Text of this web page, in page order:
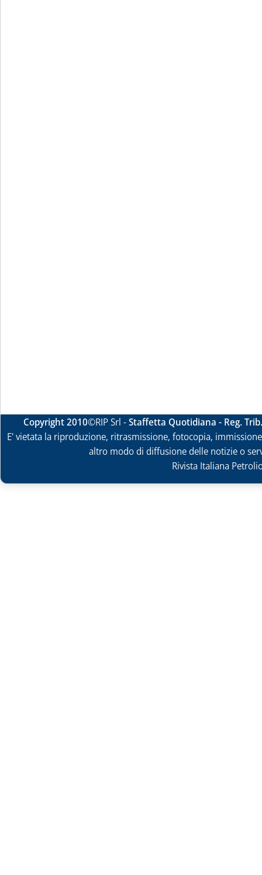
Copyright 2010©RIP Srl -Staffetta Quotidiana - Reg.
E' vietata la riproduzione, ritrasmissione, fotocopia,
altro modo di diffusione delle notizie o
Rivista Italiana